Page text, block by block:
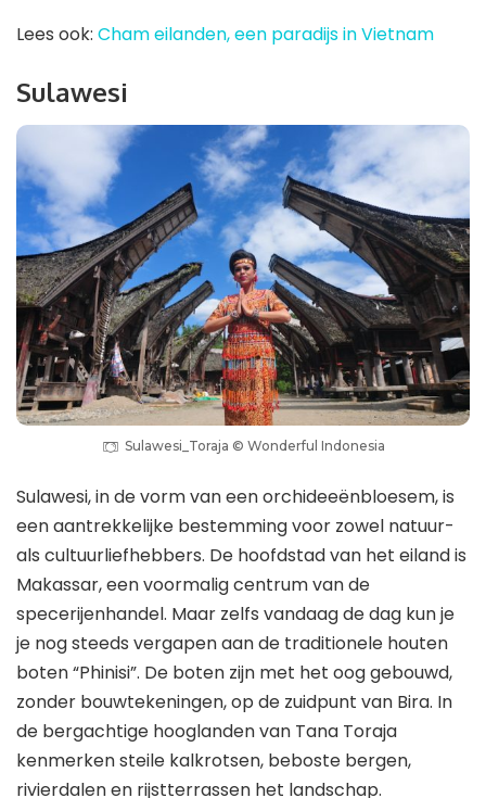
Lees ook: Cham eilanden, een paradijs in Vietnam
Sulawesi
Sulawesi_Toraja © Wonderful Indonesia
Sulawesi, in de vorm van een orchideeënbloesem, is
een aantrekkelijke bestemming voor zowel natuur-
als cultuurliefhebbers. De hoofdstad van het eiland is
Makassar, een voormalig centrum van de
specerijenhandel. Maar zelfs vandaag de dag kun je
je nog steeds vergapen aan de traditionele houten
boten “Phinisi”. De boten zijn met het oog gebouwd,
zonder bouwtekeningen, op de zuidpunt van Bira. In
de bergachtige hooglanden van Tana Toraja
kenmerken steile kalkrotsen, beboste bergen,
rivierdalen en rijstterrassen het landschap.